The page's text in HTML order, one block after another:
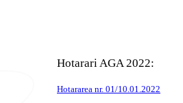
Hotarari AGA 2022:
Hotararea nr. 01/10.01.2022